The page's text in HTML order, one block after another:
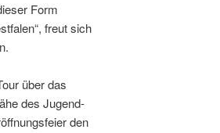
Form
freut sich
über das
des Jugend-
den